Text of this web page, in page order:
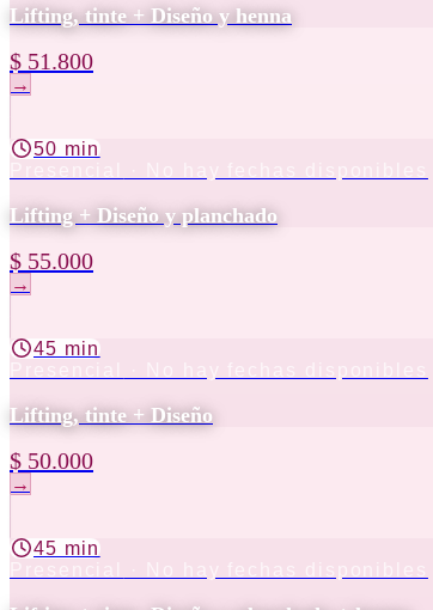
Lifting, tinte + Diseño y henna
$ 51.800
→
50 min
Lifting + Diseño y planchado
$ 55.000
→
45 min
Lifting, tinte + Diseño
$ 50.000
→
45 min